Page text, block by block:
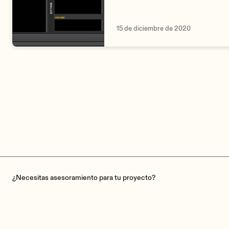
15 de diciembre de 2020
¿Necesitas asesoramiento para tu proyecto?